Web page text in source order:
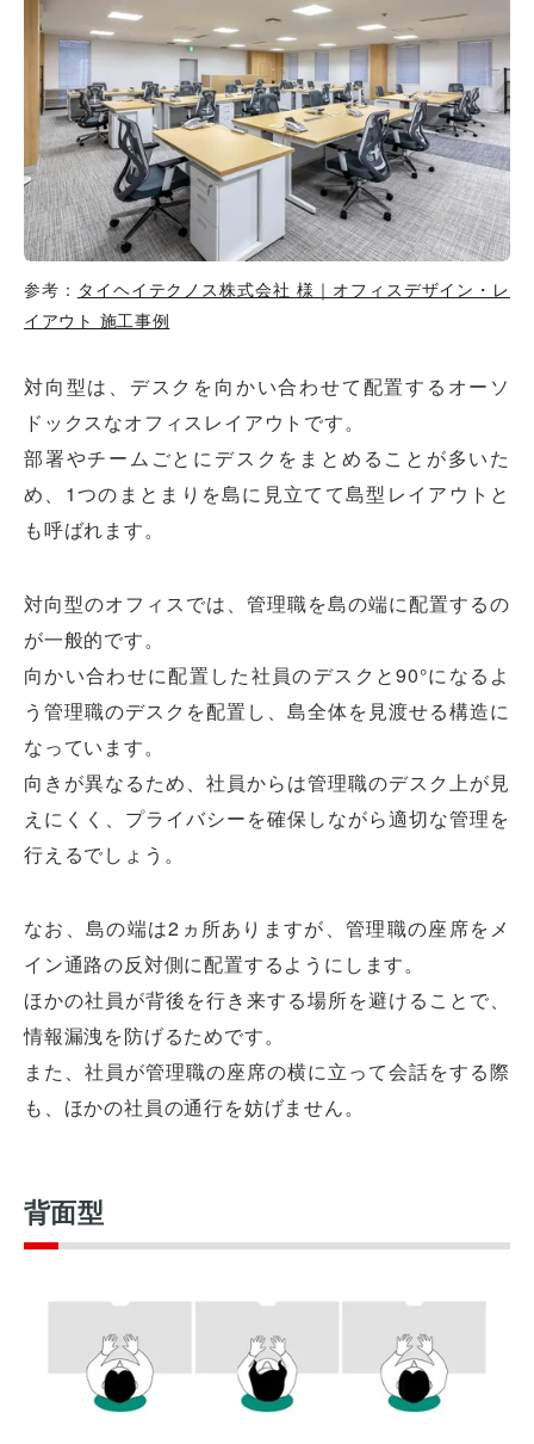
参考： タイヘイテクノス株式会社 様｜オフィスデザイン・レ
イアウト 施工事例
対向型は、デスクを向かい合わせて配置するオーソ
ドックスなオフィスレイアウトです。
部署やチームごとにデスクをまとめることが多いた
め、1つのまとまりを島に見立てて島型レイアウトと
も呼ばれます。
対向型のオフィスでは、管理職を島の端に配置するの
が一般的です。
向かい合わせに配置した社員のデスクと90°になるよ
う管理職のデスクを配置し、島全体を見渡せる構造に
なっています。
向きが異なるため、社員からは管理職のデスク上が見
えにくく、プライバシーを確保しながら適切な管理を
行えるでしょう。
なお、島の端は2ヵ所ありますが、管理職の座席をメ
イン通路の反対側に配置するようにします。
ほかの社員が背後を行き来する場所を避けることで、
情報漏洩を防げるためです。
また、社員が管理職の座席の横に立って会話をする際
も、ほかの社員の通行を妨げません。
背面型